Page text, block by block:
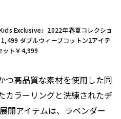
Exclusive」2022年春夏コレクショ
ダブルウィーブコットン2アイテ
ット￥4,999
つ高品質な素材を使用した同
カラーリングと洗練されたデ
開アイテムは、ラベンダー